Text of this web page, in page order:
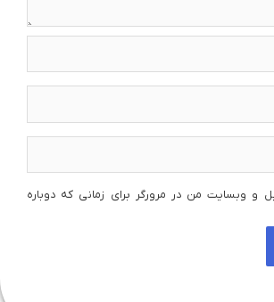
و وبسایت من در مرورگر برای زمانی که دوباره